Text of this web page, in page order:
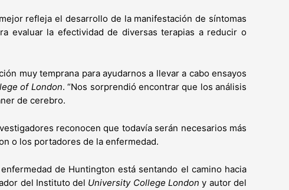
refleja el desarrollo de la manifestación de síntomas
evaluar la efectividad de diversas terapias a reducir o
muy temprana para ayudarnos a llevar a cabo ensayos
of London. “Nos sorprendió encontrar que los análisis
de cerebro.
reconocen que todavía serán necesarios más
o los portadores de la enfermedad.
de Huntington está sentando el camino hacia
del Instituto del University College London y autor del